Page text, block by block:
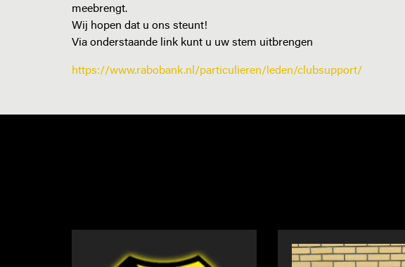
meebrengt.
Wij hopen dat u ons steunt!
Via onderstaande link kunt u uw stem uitbrengen
https://www.rabobank.nl/particulieren/leden/clubsupport/